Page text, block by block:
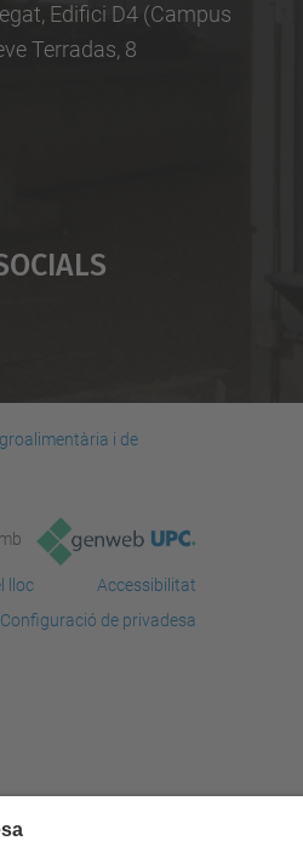
Edifici D4 (Campus
Terradas, 8
i de
lloc
Accessibilitat
Configuració de privadesa